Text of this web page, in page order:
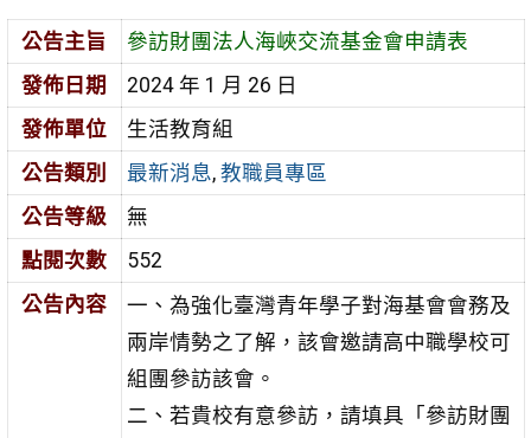
公告主旨
參訪財團法人海峽交流基金會申請表
發佈日期
2024 年 1 月 26 日
發佈單位
生活教育組
公告類別
最新消息, 教職員專區
公告等級
無
點閱次數
552
公告內容
一、為強化臺灣青年學子對海基會會務及
兩岸情勢之了解，該會邀請高中職學校可
組團參訪該會。
二、若貴校有意參訪，請填具「參訪財團